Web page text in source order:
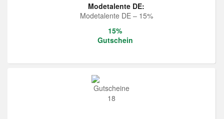
Modetalente DE:
Modetalente DE – 15%
15%
Gutschein